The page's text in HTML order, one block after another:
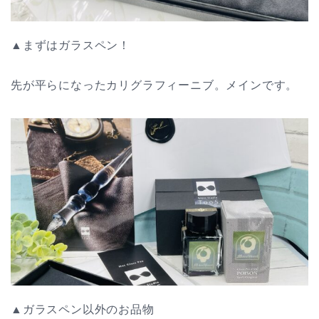
▲まずはガラスペン！
先が平らになったカリグラフィーニブ。メインです。
▲ガラスペン以外のお品物